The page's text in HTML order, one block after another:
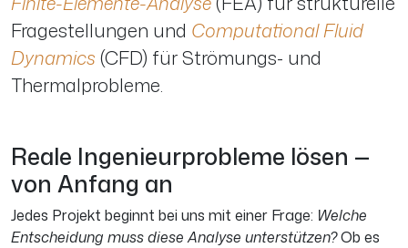
Fragestellungen und Computational Fluid
Dynamics (CFD) für Strömungs- und
Thermalprobleme.
Reale Ingenieurprobleme lösen —
von Anfang an
Jedes Projekt beginnt bei uns mit einer Frage: Welche
Entscheidung muss diese Analyse unterstützen?Ob es